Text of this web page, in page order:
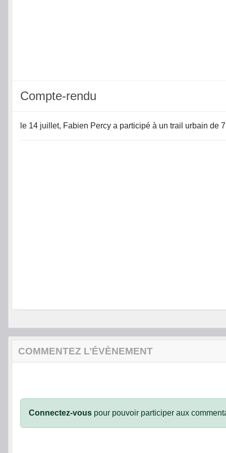
Compte-rendu
le 14 juillet, Fabien Percy a participé à un trail urbain de
COMMENTEZ L’ÉVÈNEMENT
Connectez-vous pour pouvoir participer aux